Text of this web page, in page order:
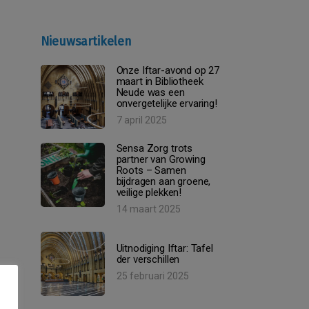
Nieuwsartikelen
Onze Iftar-avond op 27
maart in Bibliotheek
Neude was een
onvergetelijke ervaring!
7 april 2025
Sensa Zorg trots
partner van Growing
Roots – Samen
bijdragen aan groene,
veilige plekken!
14 maart 2025
Uitnodiging Iftar: Tafel
der verschillen
25 februari 2025